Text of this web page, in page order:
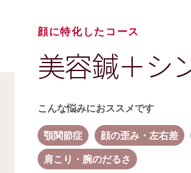
顔に特化したコース
美容鍼＋シ
こんな悩みにおススメです
顎関節症 顔の歪み・左右差
肩こり・腕のだるさ